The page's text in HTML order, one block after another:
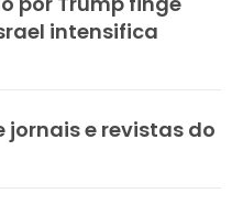
intensifica
jornais e revistas do